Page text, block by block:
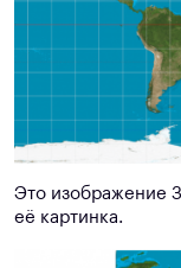
Это изображение
её картинка.